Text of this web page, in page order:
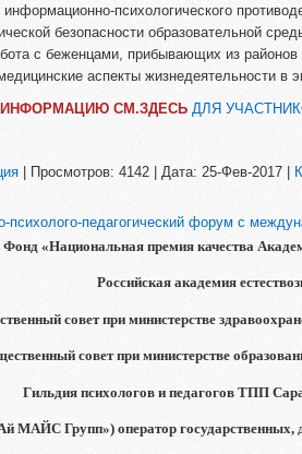
психологического
безопасности образовательной
с беженцами, прибывающих из
аспекты жизнедеятельности в
СМ.ЗДЕСЬ ДЛЯ
Просмотров: 4142 Дата: 25-Фев-2017
психолого-педагогический форум с
Фонд «Национальная премия качества
Российская академия
совет при министерстве
совет при министерстве
Гильдия психологов и педагогов ТПП
МАЙС Групп») оператор государственных,